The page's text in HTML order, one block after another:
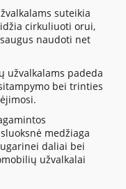
suteikia
cirkuliuoti orui,
naudoti net
užvalkalams padeda
bei trinties
medžiaga
daliai bei
užvalkalai